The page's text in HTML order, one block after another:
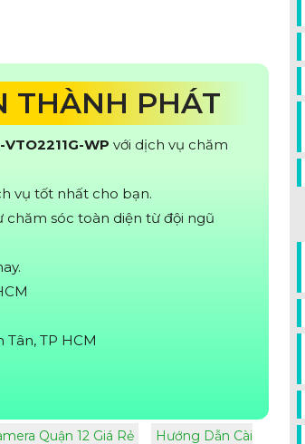
THÀNH PHÁT
VTO2211G-WP với dịch vụ chăm
vụ tốt nhất cho bạn.
chăm sóc toàn diện từ đội ngũ
TP HCM
Quận 12 Giá Rẻ Hướng Dẫn Cài